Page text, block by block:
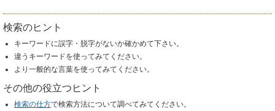
検索のヒント
キーワードに誤字・脱字がないか確かめて下さい。
違うキーワードを使ってみてください。
より一般的な言葉を使ってみてください。
その他の役立つヒント
検索の仕方で検索方法について調べてみてください。